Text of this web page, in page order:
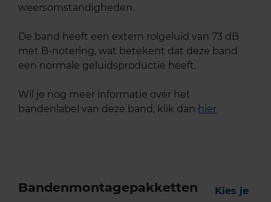
weersomstandigheden.
De band heeft een extern rolgeluid van 73 dB
met B-notering, wat betekent dat deze band
een normale geluidsproductie heeft.
Wil je nog meer informatie over het
bandenlabel van deze band, klik dan hier
Bandenmontagepakketten
Kies je